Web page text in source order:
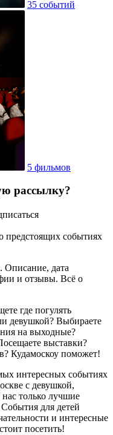
35 событий
5 фильмов
рассылку?
предстоящих событиях
Описание, дата
и отзывы. Всё о
где погулять
девушкой? Выбираете
на выходные?
выставки?
Кудамоскоу поможет!
интересных событиях
с девушкой,
только лучшие
для детей
и интересные
посетить!